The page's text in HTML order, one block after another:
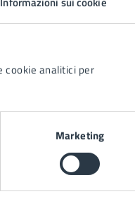
cookie analitici per
Marketing